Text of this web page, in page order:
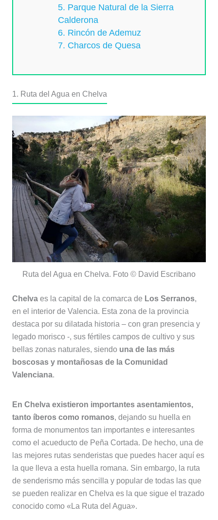
5. Parque Natural de la Sierra
Calderona
6. Rincón de Ademuz
7. Charcos de Quesa
1. Ruta del Agua en Chelva
Ruta del Agua en Chelva. Foto © David Escribano
Chelvaes la capital de la comarca de Los Serranos,
en el interior de Valencia. Esta zona de la provincia
destaca por su dilatada historia – con gran presencia y
legado morisco -, sus fértiles campos de cultivo y sus
bellas zonas naturales, siendo una de las más
boscosas y montañosas de la Comunidad
Valenciana.
En Chelva existieron importantes asentamientos,
tanto íberos como romanos, dejando su huella en
forma de monumentos tan importantes e interesantes
como el acueducto de Peña Cortada. De hecho, una de
las mejores rutas senderistas que puedes hacer aquí es
la que lleva a esta huella romana. Sin embargo, la ruta
de senderismo más sencilla y popular de todas las que
se pueden realizar en Chelva es la que sigue el trazado
conocido como «La Ruta del Agua».